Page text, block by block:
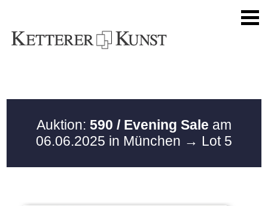
Auktion: 590 / Evening Sale am
06.06.2025 in München → Lot 5